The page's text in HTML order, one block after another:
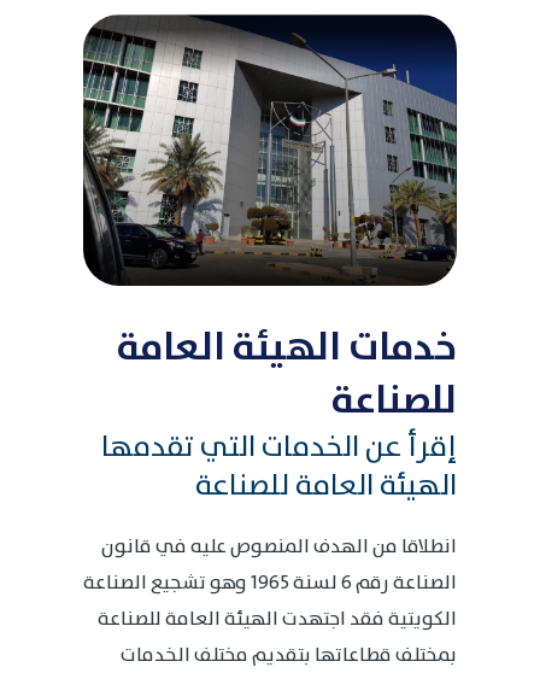
خدمات الهيئة العامة
للصناعة
إقرأ عن الخدمات التي تقدمها
الهيئة العامة للصناعة
انطلاقا من الهدف المنصوص عليه في قانون
الصناعة رقم 6 لسنة 1965 وهو تشجيع الصناعة
الكويتية فقد اجتهدت الهيئة العامة للصناعة
بمختلف قطاعاتها بتقديم مختلف الخدمات